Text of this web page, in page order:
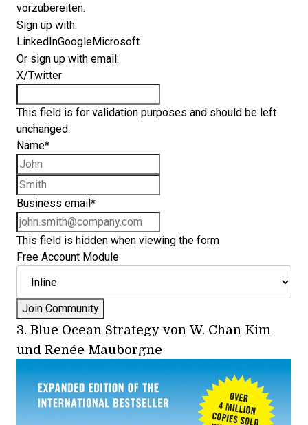
vorzubereiten.
Sign up with:
LinkedInGoogleMicrosoft
Or sign up with email:
X/Twitter
This field is for validation purposes and should be left
unchanged.
Name*
Business email *
This field is hidden when viewing the form
Free Account Module
3. Blue Ocean Strategy von W. Chan Kim
und Renée Mauborgne